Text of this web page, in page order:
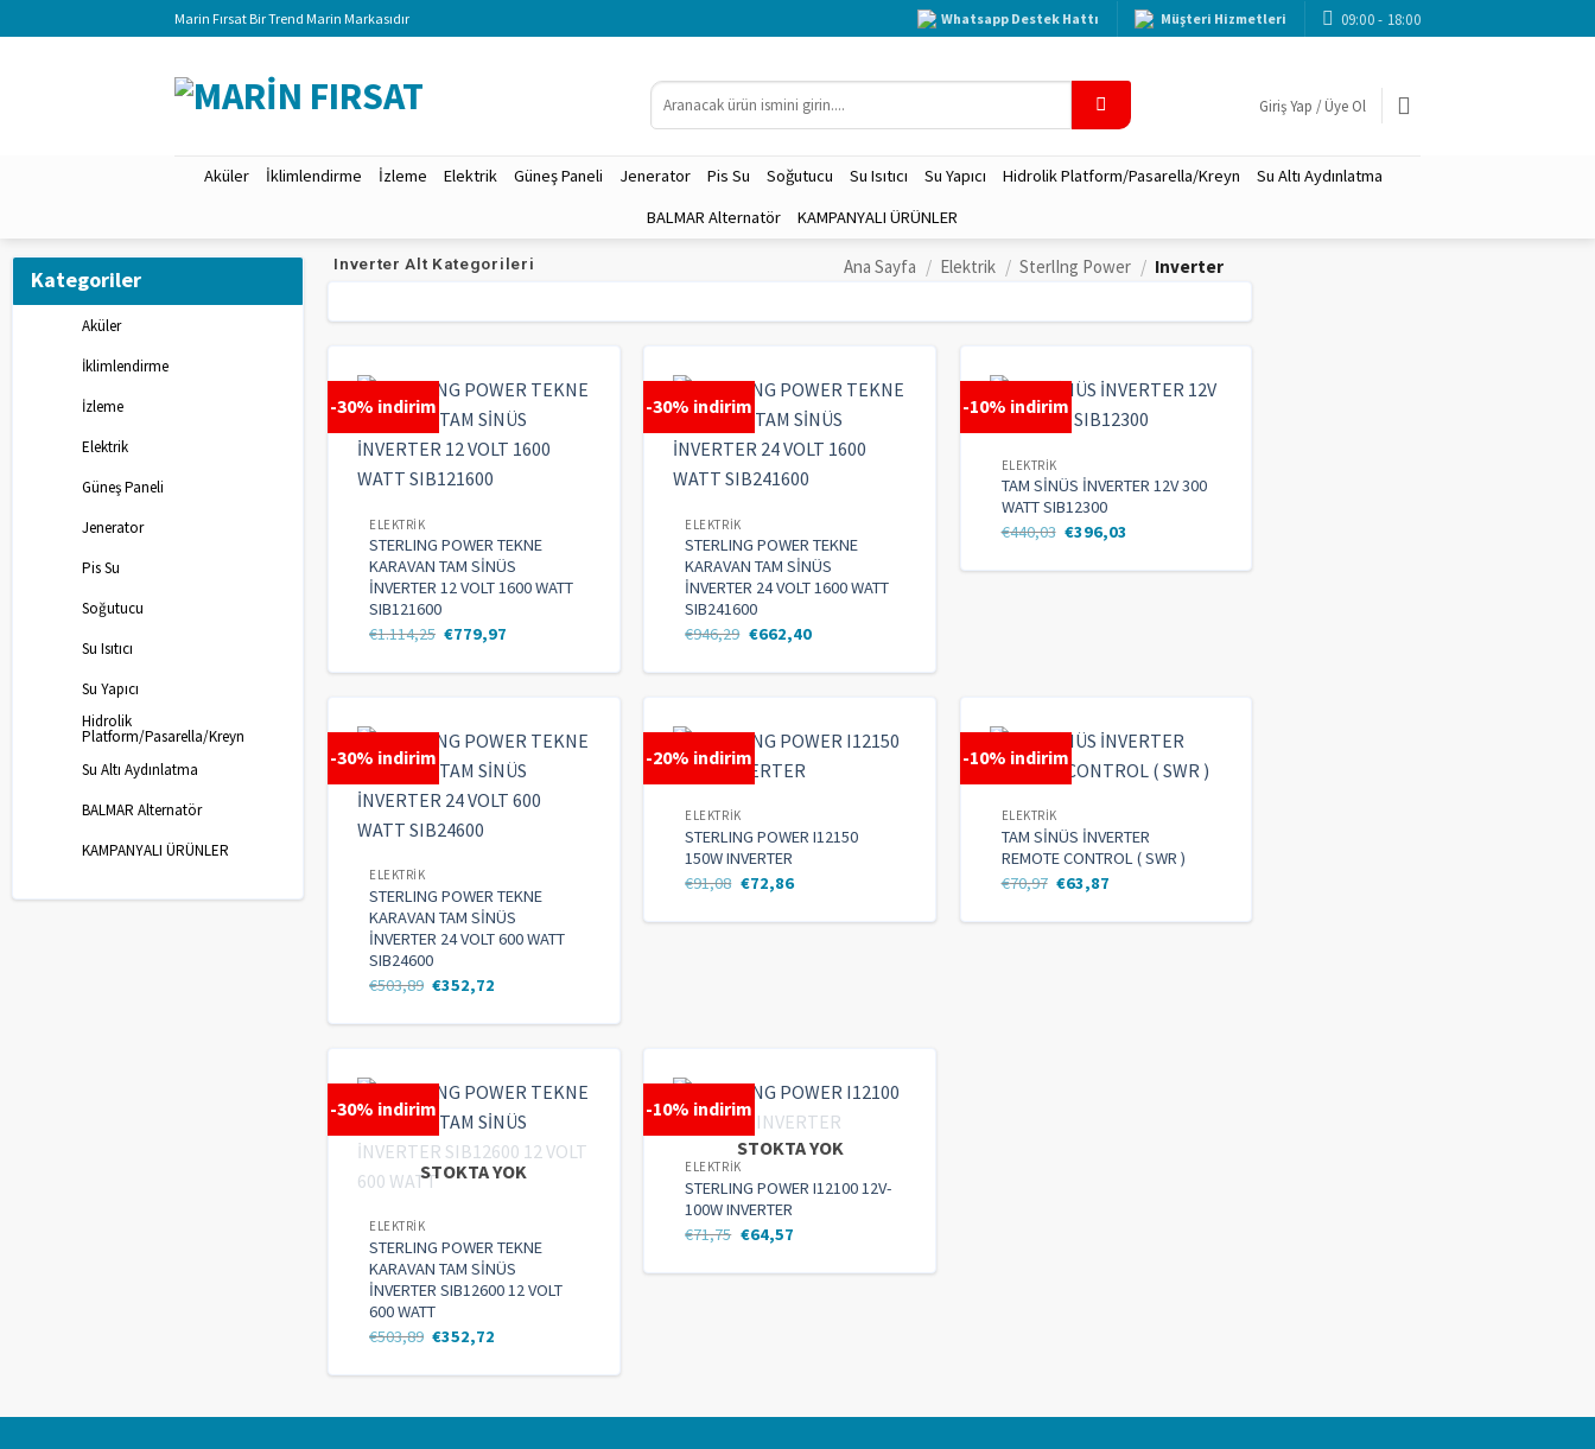
Marin Fırsat Bir Trend Marin Markasıdır Whatsapp Destek Hattı Müşteri Hizmetleri 09:00 - 18:00
Giriş Yap / Üye Ol
Aküler İklimlendirme İzleme Elektrik Güneş Paneli Jenerator Pis Su Soğutucu Su Isıtıcı Su Yapıcı Hidrolik Platform/Pasarella/Kreyn
Su Altı Aydınlatma
BALMAR Alternatör
KAMPANYALI ÜRÜNLER
Kategoriler
Aküler
İklimlendirme
İzleme
Elektrik
Güneş Paneli
Jenerator
Pis Su
Soğutucu
Su Isıtıcı
Su Yapıcı
Hidrolik
Platform/Pasarella/Kreyn
Su Altı Aydınlatma
BALMAR Alternatör
KAMPANYALI ÜRÜNLER
Inverter Alt Kategorileri Ana Sayfa / Elektrik / SterlIng Power / Inverter
-30% indirim
ELEKTRIK
STERLING POWER TEKNE
KARAVAN TAM SİNÜS
İNVERTER 12 VOLT 1600 WATT
SIB121600
€1.114,25 €779,97
-30% indirim
ELEKTRIK
STERLING POWER TEKNE
KARAVAN TAM SİNÜS
İNVERTER 24 VOLT 1600 WATT
SIB241600
€946,29 €662,40
-10% indirim
ELEKTRIK
TAM SİNÜS İNVERTER 12V 300
WATT SIB12300
€440,03 €396,03
-30% indirim
ELEKTRIK
STERLING POWER TEKNE
KARAVAN TAM SİNÜS
İNVERTER 24 VOLT 600 WATT
SIB24600
€503,89 €352,72
-20% indirim
ELEKTRIK
STERLING POWER I12150
150W INVERTER
€91,08 €72,86
-10% indirim
ELEKTRIK
TAM SİNÜS İNVERTER
REMOTE CONTROL ( SWR )
€70,97 €63,87
-30% indirim
STOKTA YOK
ELEKTRIK
STERLING POWER TEKNE
KARAVAN TAM SİNÜS
İNVERTER SIB12600 12 VOLT
600 WATT
€503,89 €352,72
-10% indirim
STOKTA YOK
ELEKTRIK
STERLING POWER I12100 12V-
100W INVERTER
€71,75 €64,57